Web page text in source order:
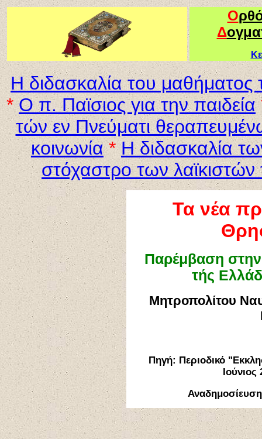
Ο
Δ
Η διδασκαλία του μαθήματος
* Ο π. Παϊσιος για την παιδεία
τών εν Πνεύματι
κοινωνία * Η διδασκαλία
στόχαστρο των
Τα νέα
Παρέμβαση στην
τής
Μητροπολίτου
Πηγή: Περιοδικό